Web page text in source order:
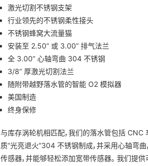
激光切割不锈钢支架
行业领先的不锈钢柔性接头
不锈钢蜂窝大流量猫
安装至 2.50” 或 3.00” 排气法兰
全 3.00” 心轴弯曲 304 不锈钢
3/8” 厚激光切割法兰
随附带越野落水管的智能 O2 模拟器
美国制造
终身保修
与库存涡轮机相匹配，我们的落水管包括 CNC
质“光亮退火”304 不锈钢制成，并采用心轴弯
传感器，并能够轻松添加宽带传感器。 我们提